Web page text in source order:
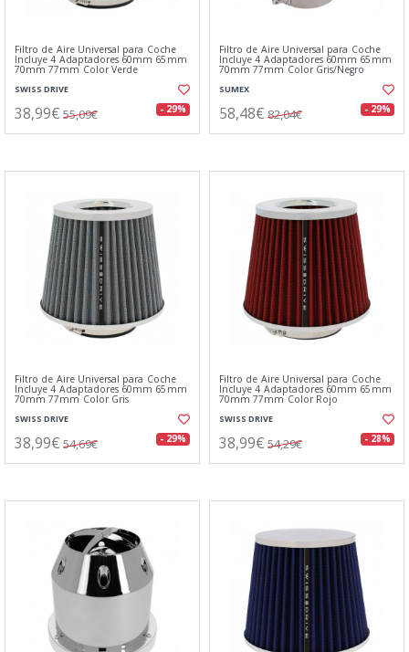
Filtro de Aire Universal para Coche
Incluye 4 Adaptadores 60mm 65mm
70mm 77mm Color Verde
SWISS DRIVE
38,99€ 55,09€ - 29%
Filtro de Aire Universal para Coche
Incluye 4 Adaptadores 60mm 65mm
70mm 77mm Color Gris/Negro
SUMEX
58,48€ 82,04€ - 29%
Filtro de Aire Universal para Coche
Incluye 4 Adaptadores 60mm 65mm
70mm 77mm Color Gris
SWISS DRIVE
38,99€ 54,69€ - 29%
Filtro de Aire Universal para Coche
Incluye 4 Adaptadores 60mm 65mm
70mm 77mm Color Rojo
SWISS DRIVE
38,99€ 54,29€ - 28%